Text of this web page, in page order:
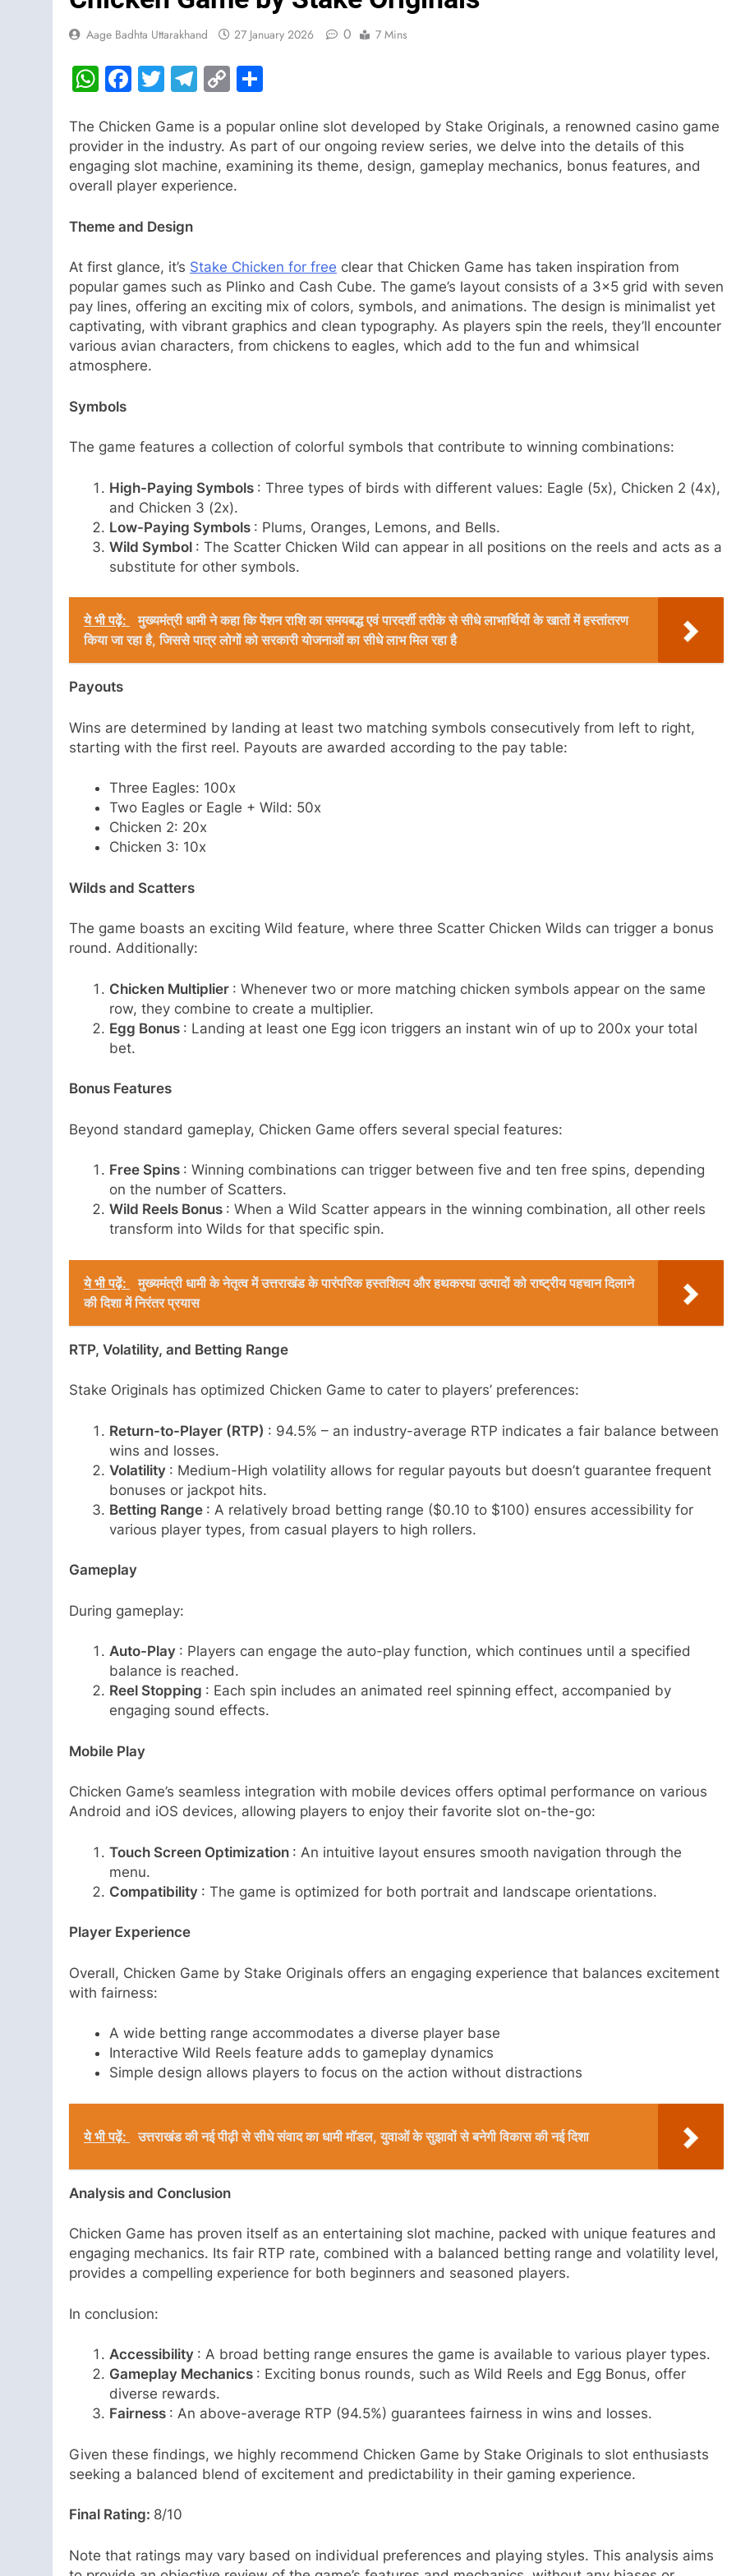
Aage Badhta Uttarakhand 27 January 2026 0 7 Mins
WhatsApp
Facebook
Twitter
Telegram
Copy
The Chicken Game is a popular online slot developed by Stake Originals, a renowned casino game
provider in the industry. As part of our ongoing review series, we delve into the details of this
engaging slot machine, examining its theme, design, gameplay mechanics, bonus features, and
overall player experience.
Theme and Design
At first glance, it’s Stake Chicken for free clear that Chicken Game has taken inspiration from
popular games such as Plinko and Cash Cube. The game’s layout consists of a 3×5 grid with seven
pay lines, offering an exciting mix of colors, symbols, and animations. The design is minimalist yet
captivating, with vibrant graphics and clean typography. As players spin the reels, they’ll encounter
various avian characters, from chickens to eagles, which add to the fun and whimsical
atmosphere.
Symbols
The game features a collection of colorful symbols that contribute to winning combinations:
High-Paying Symbols : Three types of birds with different values: Eagle (5x), Chicken 2 (4x),
and Chicken 3 (2x).
Low-Paying Symbols : Plums, Oranges, Lemons, and Bells.
Wild Symbol : The Scatter Chicken Wild can appear in all positions on the reels and acts as a
substitute for other symbols.
ये भी पढ़ें:
मुख्यमंत्री धामी ने कहा कि पेंशन राशि का समयबद्ध एवं पारदर्शी तरीके से सीधे लाभार्थियों के खातों में हस्तांतरण
किया जा रहा है, जिससे पात्र लोगों को सरकारी योजनाओं का सीधे लाभ मिल रहा है
Payouts
Wins are determined by landing at least two matching symbols consecutively from left to right,
starting with the first reel. Payouts are awarded according to the pay table:
Three Eagles: 100x
Two Eagles or Eagle + Wild: 50x
Chicken 2: 20x
Chicken 3: 10x
Wilds and Scatters
The game boasts an exciting Wild feature, where three Scatter Chicken Wilds can trigger a bonus
round. Additionally:
Chicken Multiplier : Whenever two or more matching chicken symbols appear on the same
row, they combine to create a multiplier.
Egg Bonus : Landing at least one Egg icon triggers an instant win of up to 200x your total
bet.
Bonus Features
Beyond standard gameplay, Chicken Game offers several special features:
Free Spins : Winning combinations can trigger between five and ten free spins, depending
on the number of Scatters.
Wild Reels Bonus : When a Wild Scatter appears in the winning combination, all other reels
transform into Wilds for that specific spin.
ये भी पढ़ें:
मुख्यमंत्री धामी के नेतृत्व में उत्तराखंड के पारंपरिक हस्तशिल्प और हथकरघा उत्पादों को राष्ट्रीय पहचान दिलाने
की दिशा में निरंतर प्रयास
RTP, Volatility, and Betting Range
Stake Originals has optimized Chicken Game to cater to players’ preferences:
Return-to-Player (RTP) : 94.5% – an industry-average RTP indicates a fair balance between
wins and losses.
Volatility : Medium-High volatility allows for regular payouts but doesn’t guarantee frequent
bonuses or jackpot hits.
Betting Range : A relatively broad betting range ($0.10 to $100) ensures accessibility for
various player types, from casual players to high rollers.
Gameplay
During gameplay:
Auto-Play : Players can engage the auto-play function, which continues until a specified
balance is reached.
Reel Stopping : Each spin includes an animated reel spinning effect, accompanied by
engaging sound effects.
Mobile Play
Chicken Game’s seamless integration with mobile devices offers optimal performance on various
Android and iOS devices, allowing players to enjoy their favorite slot on-the-go:
Touch Screen Optimization : An intuitive layout ensures smooth navigation through the
menu.
Compatibility : The game is optimized for both portrait and landscape orientations.
Player Experience
Overall, Chicken Game by Stake Originals offers an engaging experience that balances excitement
with fairness:
A wide betting range accommodates a diverse player base
Interactive Wild Reels feature adds to gameplay dynamics
Simple design allows players to focus on the action without distractions
ये भी पढ़ें: उत्तराखंड की नई पीढ़ी से सीधे संवाद का धामी मॉडल, युवाओं के सुझावों से बनेगी विकास की नई दिशा
Analysis and Conclusion
Chicken Game has proven itself as an entertaining slot machine, packed with unique features and
engaging mechanics. Its fair RTP rate, combined with a balanced betting range and volatility level,
provides a compelling experience for both beginners and seasoned players.
In conclusion:
Accessibility : A broad betting range ensures the game is available to various player types.
Gameplay Mechanics : Exciting bonus rounds, such as Wild Reels and Egg Bonus, offer
diverse rewards.
Fairness : An above-average RTP (94.5%) guarantees fairness in wins and losses.
Given these findings, we highly recommend Chicken Game by Stake Originals to slot enthusiasts
seeking a balanced blend of excitement and predictability in their gaming experience.
Final Rating: 8/10
Note that ratings may vary based on individual preferences and playing styles. This analysis aims